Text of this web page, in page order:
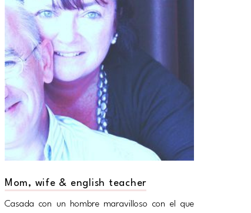
Mom, wife & english teacher
Casada con un hombre maravilloso con el que